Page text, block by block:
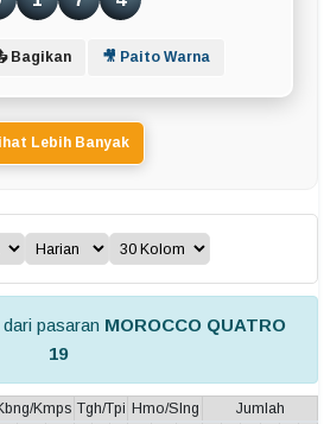
Bagikan 🎥 Paito Warna
Lebih Banyak
pasaran MOROCCO QUATRO
19
Kmps Tgh/Tpi Hmo/Slng Jumlah